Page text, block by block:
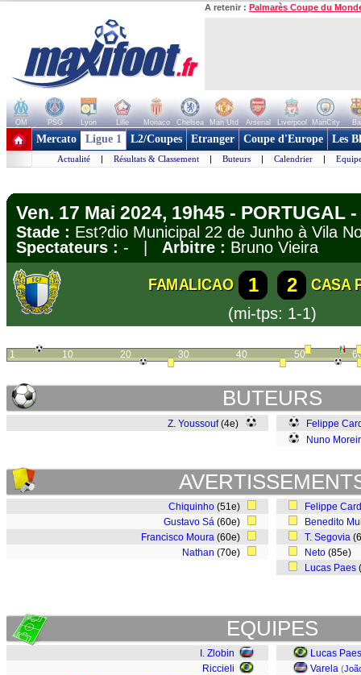
A retenir : Palmarès Coupe du
OM PSG Lyon Lille Monaco Chelsea Man Utd Arsenal Liverpool ManCity
+ de clubs
Mercato Ligue 1 L2/Coupes Etranger Coupe d'Europe Les
Actualité | Résultats & Classement | Buteurs | Calendrier |
Ven. 17 Mai 2024, 19h45 - PORTUGAL
Stade : Est?dio Municipal 22 de Junho à Vila
Spectateurs : - | Arbitre : Bruno Vieira
FAMALICAO 1 2
CASA
(mi-tps: 1-1)
1 10 20 30 40 50
BUTEURS
Z. Youssouf(4e)
Felippe
Nuno
Chiquinho (51e)
Gustavo Sá (60e)
Francisco Moura (60e)
Nathan (70e)
Felippe
Benedito
T. Segovia
Neto (85e)
Lucas Paes
EQUIPES
I. Zlobin
Riccieli
Lucas Paes
Varela (